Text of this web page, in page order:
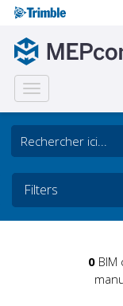
Toggle
navigation
Filters
0